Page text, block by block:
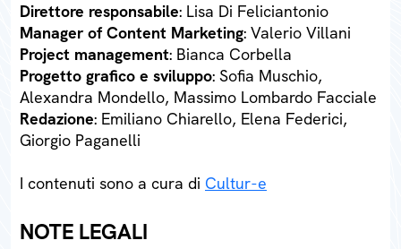
Direttore responsabile: Lisa Di Feliciantonio
Manager of Content Marketing: Valerio Villani
Project management: Bianca Corbella
Progetto grafico e sviluppo: Sofia Muschio,
Alexandra Mondello, Massimo Lombardo Facciale
Redazione: Emiliano Chiarello, Elena Federici,
Giorgio Paganelli
I contenuti sono a cura di Cultur-e
NOTE LEGALI